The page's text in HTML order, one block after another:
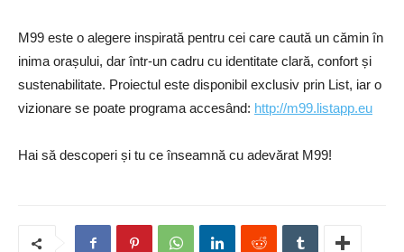
M99 este o alegere inspirată pentru cei care caută un cămin în
inima orașului, dar într-un cadru cu identitate clară, confort și
sustenabilitate. Proiectul este disponibil exclusiv prin List, iar o
vizionare se poate programa accesând: http://m99.listapp.eu
Hai să descoperi și tu ce înseamnă cu adevărat M99!